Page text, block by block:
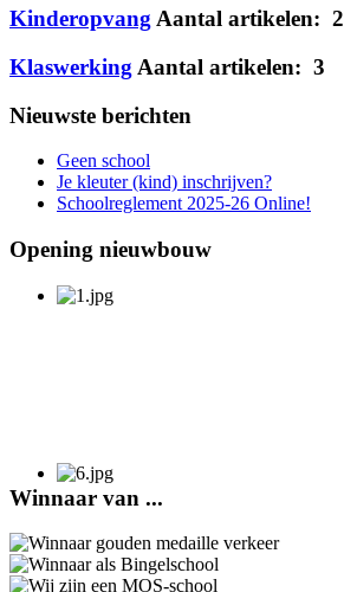
KinderopvangAantal artikelen: 2
Klaswerking Aantal artikelen: 3
Nieuwste berichten
Geen school
Je kleuter (kind) inschrijven?
Schoolreglement 2025-26 Online!
Opening nieuwbouw
Winnaar van ...